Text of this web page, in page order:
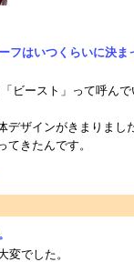
フはいつくらいに決ま
ビースト」って呼ん
デザインがきまりまし
きたんです。
変でした。